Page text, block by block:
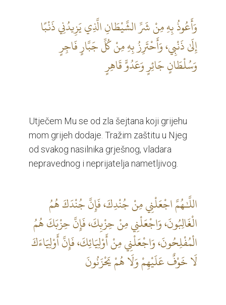
وَأَعُوذُ بِهِ مِنْ شَرِّ الشَّيْطَانِ الَّذِي يَزِيدُنِي ذَنْبًا
إِلَىٰ ذَنْبِي، وَأَحْتَرِزُ بِهِ مِنْ كُلِّ جَبَّارٍ فَاجِرٍ
وَسُلْطَانٍ جَائِرٍ وَعَدُوٍّ قَاهِرٍ
Utječem Mu se od zla šejtana koji grijehu
mom grijeh dodaje. Tražim zaštitu u Njeg
od svakog nasilnika grješnog, vladara
nepravednog i neprijatelja nametljivog.
اللَّـٰهُمَّ اجْعَلْنِي مِنْ جُنْدِكَ، فَإِنَّ جُنْدَكَ هُمُ
الْغَالِبُونَ، وَاجْعَلْنِي مِنْ حِزْبِكَ، فَإِنَّ حِزْبَكَ هُمُ
الْمُفْلِحُونَ، وَاجْعَلْنِي مِنْ أَوْلِيَائِكَ، فَإِنَّ أَوْلِيَاءَكَ
لَا خَوْفٌ عَلَيْهِمْ وَلَا هُمْ يَحْزَنُونَ